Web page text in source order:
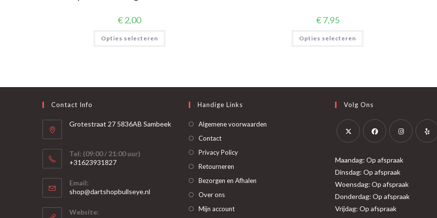
€2,00
Opties selecteren
Dit
heeft
gekozen
€7,95
Opties selecteren
Dit
heeft
gekozen
op
de
Contact Info
Grotestraat 27 5836AB Sambeek
Tel: (09:00 / 21:00 uur)
+31623931827
in
je
toepassing
Email:
shop@dartshopbullseye.nl
Website:
Handige Links
Algemene voorwaarden
Contact
Privacy Policy
Retourneren
Bezorgen en Afhalen
Over ons
Mijn account
Volg Ons
in
een
nieuwe
tab
in
een
nieuwe
tab
in
een
nieuwe
tab
Maandag: Op afspraak
Dinsdag: Op afspraak
Woensdag: Op afspraak
Donderdag: Op afspraak
Vrijdag: Op afspraak